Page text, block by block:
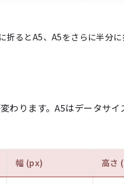
るとA5、A5をさらに半分
わります。A5はデータサ
幅 (px) 高さ